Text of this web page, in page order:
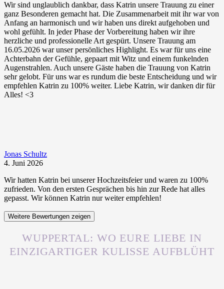
Wir sind unglaublich dankbar, dass Katrin unsere Trauung zu einer
ganz Besonderen gemacht hat. Die Zusammenarbeit mit ihr war von
Anfang an harmonisch und wir haben uns direkt aufgehoben und
wohl gefühlt. In jeder Phase der Vorbereitung haben wir ihre
herzliche und professionelle Art gespürt. Unsere Trauung am
16.05.2026 war unser persönliches Highlight. Es war für uns eine
Achterbahn der Gefühle, gepaart mit Witz und einem funkelnden
Augenstrahlen. Auch unsere Gäste haben die Trauung von Katrin
sehr gelobt. Für uns war es rundum die beste Entscheidung und wir
empfehlen Katrin zu 100% weiter. Liebe Katrin, wir danken dir für
Alles! <3
Jonas Schultz
4. Juni 2026
Wir hatten Katrin bei unserer Hochzeitsfeier und waren zu 100%
zufrieden. Von den ersten Gesprächen bis hin zur Rede hat alles
gepasst. Wir können Katrin nur weiter empfehlen!
Weitere Bewertungen zeigen
WUPPERTAL: WO EURE LIEBE IN
EINZIGARTIGER KULISSE AUFBLÜHT